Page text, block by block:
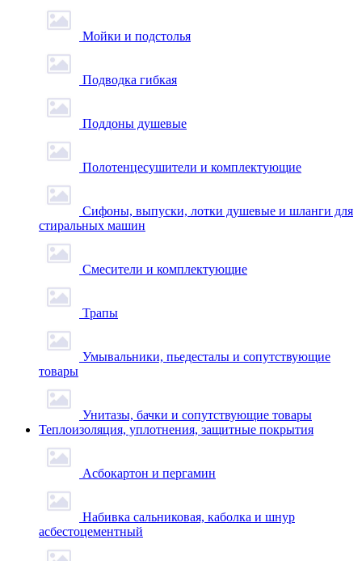
Мойки и подстолья
Подводка гибкая
Поддоны душевые
Полотенцесушители и комплектующие
Сифоны, выпуски, лотки душевые и шланги для
стиральных машин
Смесители и комплектующие
Трапы
Умывальники, пьедесталы и сопутствующие
товары
Унитазы, бачки и сопутствующие товары
Теплоизоляция, уплотнения, защитные покрытия
Асбокартон и пергамин
Набивка сальниковая, каболка и шнур
асбестоцементный